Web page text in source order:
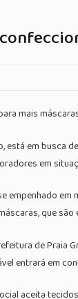
mais
está em
em
empenhado
que
de Praia
entrará em
aceita